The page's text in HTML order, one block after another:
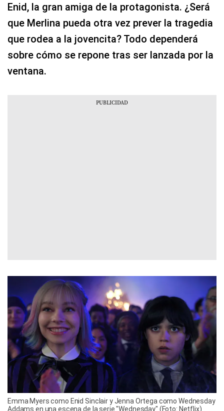
Enid, la gran amiga de la protagonista. ¿Será
que Merlina pueda otra vez prever la tragedia
que rodea a la jovencita? Todo dependerá
sobre cómo se repone tras ser lanzada por la
ventana.
Emma Myers como Enid Sinclair y Jenna Ortega como Wednesday
Addams en una escena de la serie "Wednesday" (Foto: Netflix)